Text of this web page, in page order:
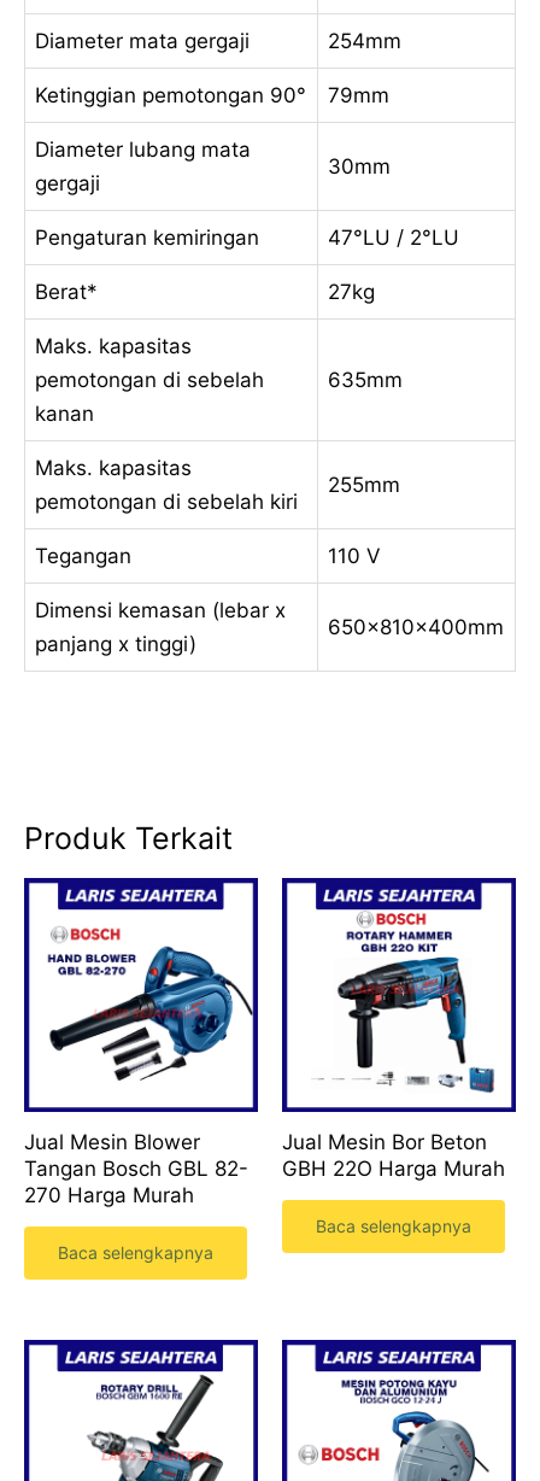
Diameter mata gergaji 254mm
Ketinggian pemotongan 90° 79mm
Diameter lubang mata
gergaji
30mm
Pengaturan kemiringan 47°LU / 2°LU
Berat* 27kg
Maks. kapasitas
pemotongan di sebelah
kanan
635mm
Maks. kapasitas
pemotongan di sebelah kiri
255mm
Tegangan 110 V
Dimensi kemasan (lebar x
panjang x tinggi)
650x810x400mm
Produk Terkait
Jual Mesin Blower
Tangan Bosch GBL 82-
270 Harga Murah
Baca selengkapnya
Jual Mesin Bor Beton
GBH 22O Harga Murah
Baca selengkapnya